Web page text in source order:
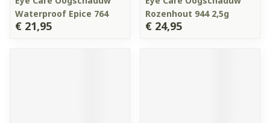
Waterproof Epice 764
€ 21,95
Rozenhout 944 2,5g
€ 24,95